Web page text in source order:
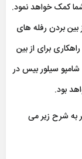
کمک خواهد نمود.
بردن رفله های
برای از بین
سیلور بیس در
بود.
به شرح زیر می